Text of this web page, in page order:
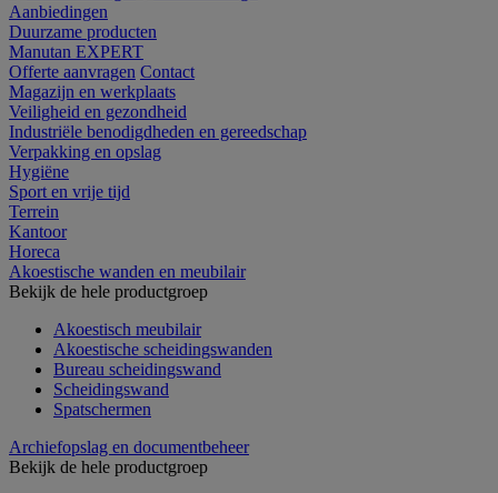
Aanbiedingen
Duurzame producten
Manutan EXPERT
Offerte aanvragen Contact
Magazijn en werkplaats
Veiligheid en gezondheid
Industriële benodigdheden en gereedschap
Verpakking en opslag
Hygiëne
Sport en vrije tijd
Terrein
Kantoor
Horeca
Akoestische wanden en meubilair
Bekijk de hele productgroep
Akoestisch meubilair
Akoestische scheidingswanden
Bureau scheidingswand
Scheidingswand
Spatschermen
Archiefopslag en documentbeheer
Bekijk de hele productgroep